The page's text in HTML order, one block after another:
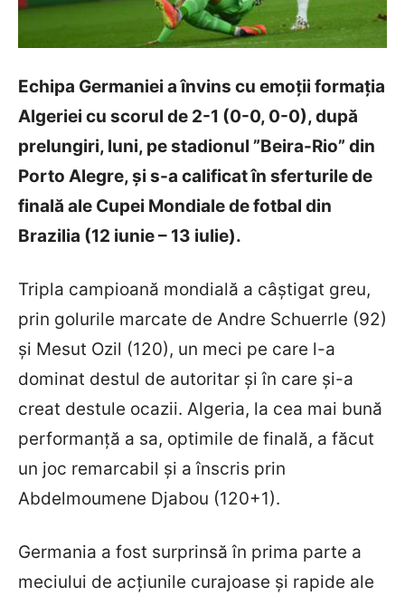
Echipa Germaniei a învins cu emoții formația
Algeriei cu scorul de 2-1 (0-0, 0-0), după
prelungiri, luni, pe stadionul ”Beira-Rio” din
Porto Alegre, și s-a calificat în sferturile de
finală ale Cupei Mondiale de fotbal din
Brazilia (12 iunie – 13 iulie).
Tripla campioană mondială a câștigat greu,
prin golurile marcate de Andre Schuerrle (92)
și Mesut Ozil (120), un meci pe care l-a
dominat destul de autoritar și în care și-a
creat destule ocazii. Algeria, la cea mai bună
performanță a sa, optimile de finală, a făcut
un joc remarcabil și a înscris prin
Abdelmoumene Djabou (120+1).
Germania a fost surprinsă în prima parte a
meciului de acțiunile curajoase și rapide ale